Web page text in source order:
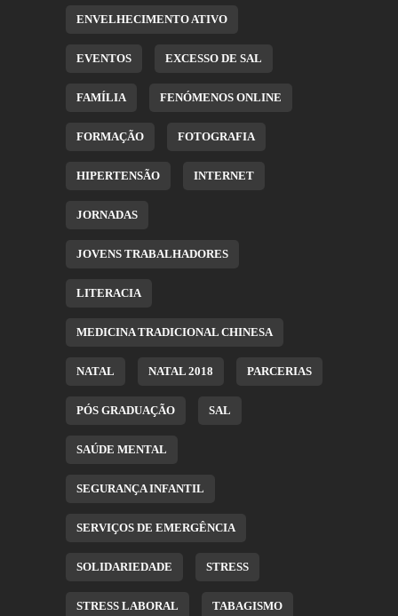
ENVELHECIMENTO ATIVO
EVENTOS EXCESSO DE SAL
FAMÍLIA FENÓMENOS ONLINE
FORMAÇÃO FOTOGRAFIA
HIPERTENSÃO INTERNET
JORNADAS
JOVENS TRABALHADORES
LITERACIA
MEDICINA TRADICIONAL CHINESA
NATAL NATAL 2018 PARCERIAS
PÓS GRADUAÇÃO SAL
SAÚDE MENTAL
SEGURANÇA INFANTIL
SERVIÇOS DE EMERGÊNCIA
SOLIDARIEDADE STRESS
STRESS LABORAL TABAGISMO